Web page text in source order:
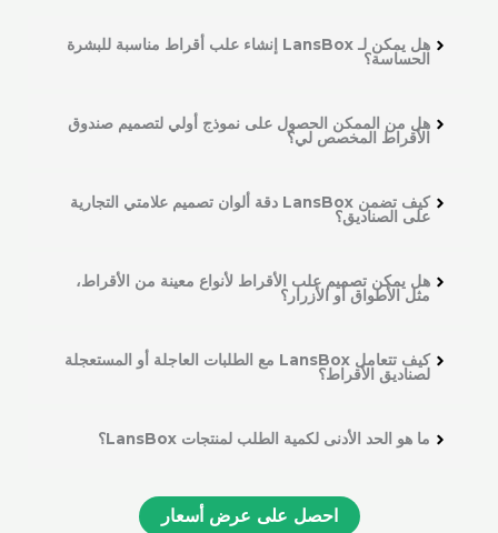
هل يمكن لـ LansBox إنشاء علب أقراط مناسبة للبشرة
الحساسة؟
هل من الممكن الحصول على نموذج أولي لتصميم صندوق
الأقراط المخصص لي؟
كيف تضمن LansBox دقة ألوان تصميم علامتي التجارية
على الصناديق؟
هل يمكن تصميم علب الأقراط لأنواع معينة من الأقراط،
مثل الأطواق أو الأزرار؟
كيف تتعامل LansBox مع الطلبات العاجلة أو المستعجلة
لصناديق الأقراط؟
ما هو الحد الأدنى لكمية الطلب لمنتجات LansBox؟
احصل على عرض أسعار